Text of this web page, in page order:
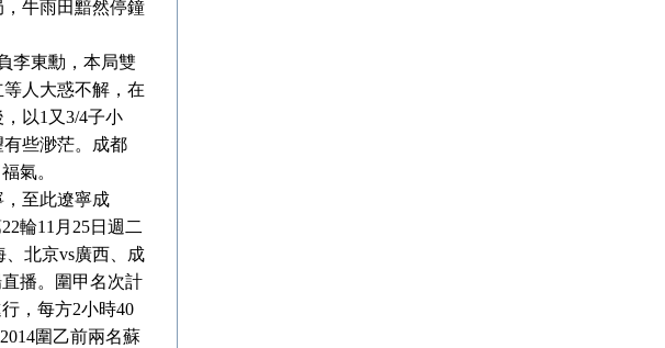
牛雨田黯然停鐘
李東勳，本局雙
人大惑不解，在
以1又3/4子小
些渺茫。成都
氣。
至此遼寧成
輪11月25日週二
、北京vs廣西、成
播。圍甲名次計
，每方2小時40
圍乙前兩名蘇